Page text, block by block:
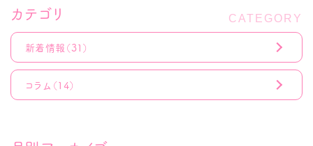
カテゴリ
新着情報 （31）
コラム （14）